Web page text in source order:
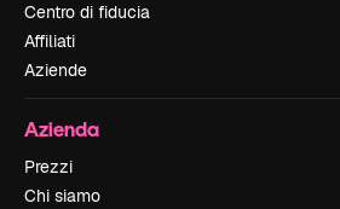
Centro di fiducia
Affiliati
Aziende
Azienda
Prezzi
Chi siamo